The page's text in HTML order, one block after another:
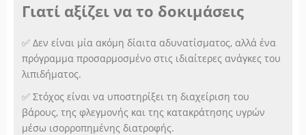
Γιατί αξίζει να το δοκιμάσεις
✅ Δεν είναι μία ακόμη δίαιτα αδυνατίσματος, αλλά ένα
πρόγραμμα προσαρμοσμένο στις ιδιαίτερες ανάγκες του
λιπιδήματος.
✅ Στόχος είναι να υποστηρίξει τη διαχείριση του
βάρους, της φλεγμονής και της κατακράτησης υγρών
μέσω ισορροπημένης διατροφής.